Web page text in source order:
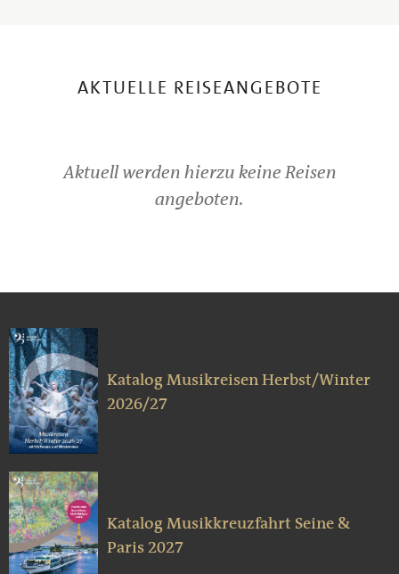
AKTUELLE REISEANGEBOTE
Aktuell werden hierzu keine Reisen
angeboten.
Katalog Musikreisen Herbst/Winter
2026/27
Katalog Musikkreuzfahrt Seine &
Paris 2027